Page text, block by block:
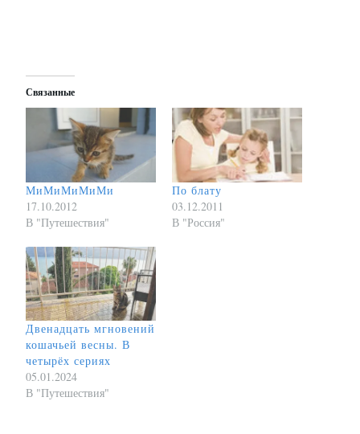
Связанные
МиМиМиМиМи
17.10.2012
В "Путешествия"
По блату
03.12.2011
В "Россия"
Двенадцать мгновений
кошачьей весны. В
четырёх сериях
05.01.2024
В "Путешествия"